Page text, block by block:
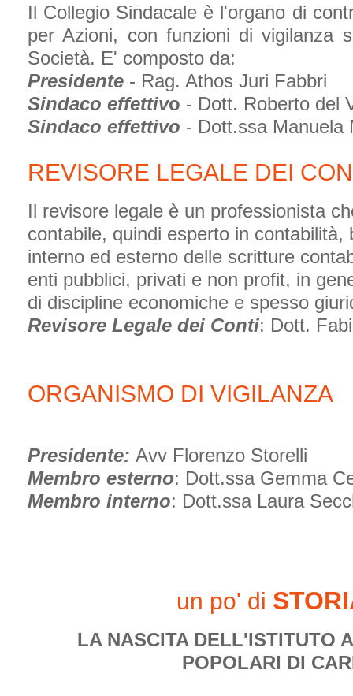
Il Collegio Sindacale è l'organo di
per Azioni, con funzioni di vigilanza
Società. E' composto da:
Presidente - Rag. Athos Juri Fabbri
Sindaco effettivo - Dott. Roberto del
Sindaco effettivo - Dott.ssa Manuela
REVISORE LEGALE DEI
Il revisore legale è un professionista
contabile, quindi esperto in contabilità,
interno ed esterno delle scritture
enti pubblici, privati e non profit, in
di discipline economiche e spesso
Revisore Legale dei Conti: Dott.
ORGANISMO DI VIGILANZA
Presidente: Avv Florenzo Storelli
Membro esterno: Dott.ssa Gemma
Membro interno: Dott.ssa Laura
un po' di
LA NASCITA DELL'ISTITUTO
POPOLARI DI